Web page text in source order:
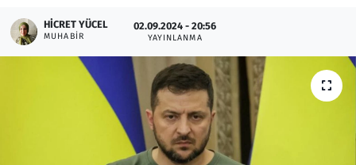
HICRET YÜCEL
MUHABIR
02.09.2024 - 20:56
YAYINLANMA
Resmi İlanlar
Rüya Tabirleri